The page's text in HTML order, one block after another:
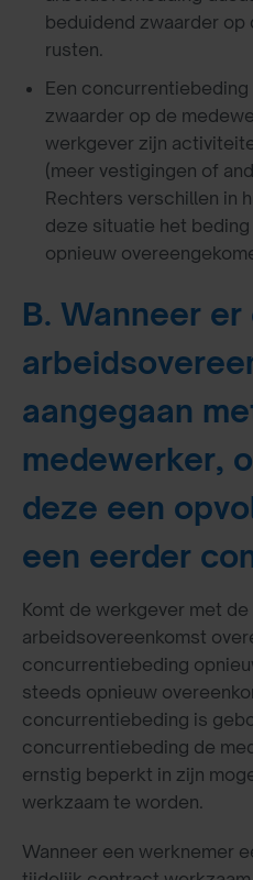
beduidend zwaarder op
rusten.
Een
zwaarder op de
werkgever zijn
(meer vestigingen of
Rechters verschillen in
deze situatie het
opnieuw
B. Wanneer
aangegaan
medewerker,
deze een
een eerder
Komt de werkgever met
arbeidsovereenkomst
concurrentiebeding
steeds opnieuw
concurrentiebeding is
concurrentiebeding de
ernstig beperkt in zijn
werkzaam te worden.
Wanneer een werknemer